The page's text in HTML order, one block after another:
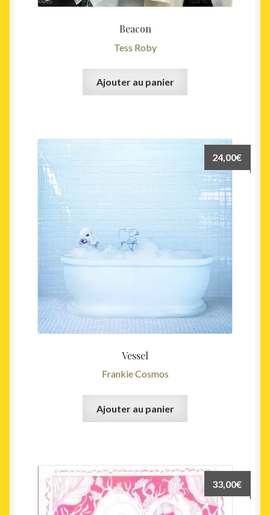
Beacon
Tess Roby
Ajouter au panier
Vessel
Frankie Cosmos
24,00€
Ajouter au panier
33,00€